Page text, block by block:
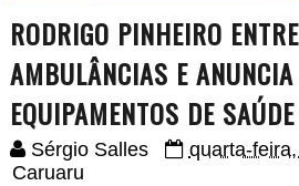
RODRIGO PINHEIRO
AMBULÂNCIAS E
EQUIPAMENTOS DE SAÚDE
Sérgio Salles
quarta-
Caruaru